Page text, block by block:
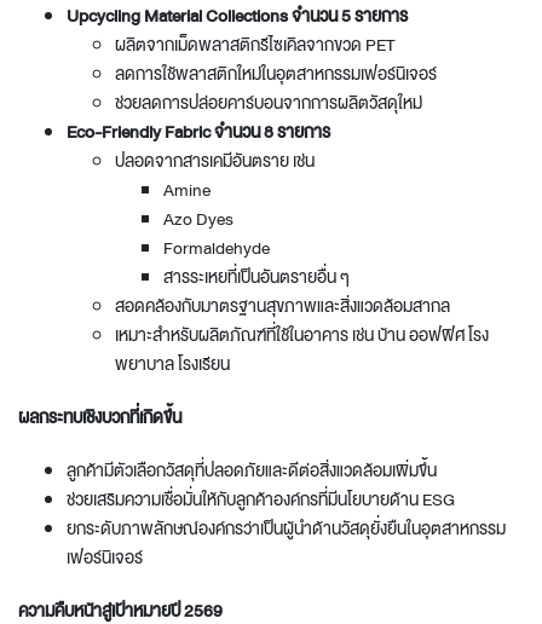
Upcycling Material Collections จำนวน 5 รายการ
ผลิตจากเม็ดพลาสติกรีไซเคิลจากขวด PET
ลดการใช้พลาสติกใหม่ในอุตสาหกรรมเฟอร์นิเจอร์
ช่วยลดการปล่อยคาร์บอนจากการผลิตวัสดุใหม่
Eco-Friendly Fabric จำนวน 8 รายการ
ปลอดจากสารเคมีอันตราย เช่น
Amine
Azo Dyes
Formaldehyde
สารระเหยที่เป็นอันตรายอื่น ๆ
สอดคล้องกับมาตรฐานสุขภาพและสิ่งแวดล้อมสากล
เหมาะสำหรับผลิตภัณฑ์ที่ใช้ในอาคาร เช่น บ้าน ออฟฟิศ โรง
พยาบาล โรงเรียน
ผลกระทบเชิงบวกที่เกิดขึ้น
ลูกค้ามีตัวเลือกวัสดุที่ปลอดภัยและดีต่อสิ่งแวดล้อมเพิ่มขึ้น
ช่วยเสริมความเชื่อมั่นให้กับลูกค้าองค์กรที่มีนโยบายด้าน ESG
ยกระดับภาพลักษณ์องค์กรว่าเป็นผู้นำด้านวัสดุยั่งยืนในอุตสาหกรรม
เฟอร์นิเจอร์
ความคืบหน้าสู่เป้าหมายปี 2569